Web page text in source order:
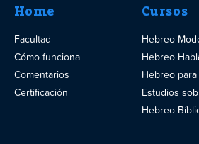
Home
Facultad
Cómo funciona
Comentarios
Certificación
Cursos
Hebreo
Hebreo
Hebreo
Estudios
Hebreo